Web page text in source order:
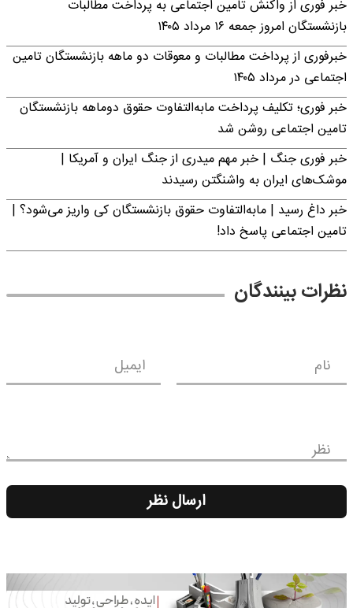
خبر فوری از واکنش تامین اجتماعی به پرداخت مطالبات
بازنشستگان امروز جمعه ۱۶ مرداد ۱۴۰۵
خبرفوری از پرداخت مطالبات و معوقات دو ماهه بازنشستگان تامین
اجتماعی در مرداد ۱۴۰۵
خبر فوری؛ تکلیف پرداخت مابه‌التفاوت حقوق دوماهه بازنشستگان
تامین اجتماعی روشن شد
خبر فوری جنگ | خبر مهم میدری از جنگ ایران و آمریکا |
موشک‌های ایران به واشنگتن رسیدند
خبر داغ رسید | مابه‌التفاوت حقوق بازنشستگان کی واریز می‌شود؟ |
تامین اجتماعی پاسخ داد!
نظرات بینندگان
نام ایمیل
نظر
ارسال نظر